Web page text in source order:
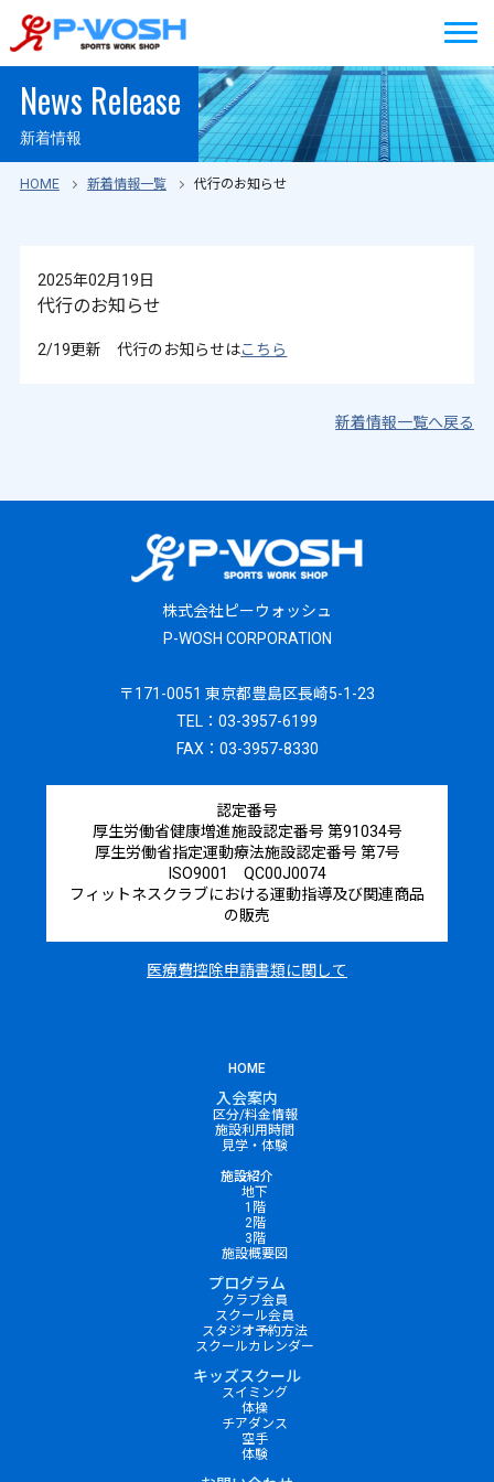
News Release
新着情報
HOME 新着情報一覧 代行のお知らせ
2025年02月19日
代行のお知らせ
2/19更新 代行のお知らせはこちら
新着情報一覧へ戻る
株式会社ピーウォッシュ
P-WOSH CORPORATION
〒171-0051 東京都豊島区長崎5-1-23
TEL：03-3957-6199
FAX：03-3957-8330
認定番号
厚生労働省健康増進施設認定番号 第91034号
厚生労働省指定運動療法施設認定番号 第7号
ISO9001 QC00J0074
フィットネスクラブにおける運動指導及び関連商品
の販売
医療費控除申請書類に関して
HOME
入会案内
区分/料金情報
施設利用時間
見学・体験
施設紹介
地下
1階
2階
3階
施設概要図
プログラム
クラブ会員
スクール会員
スタジオ予約方法
スクールカレンダー
キッズスクール
スイミング
体操
チアダンス
空手
体験